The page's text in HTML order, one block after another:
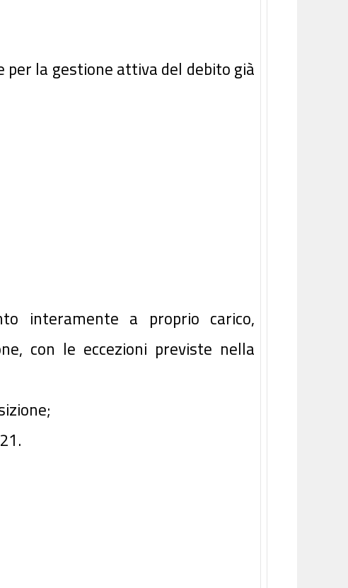
la gestione attiva del debito già
interamente a proprio carico,
con le eccezioni previste nella